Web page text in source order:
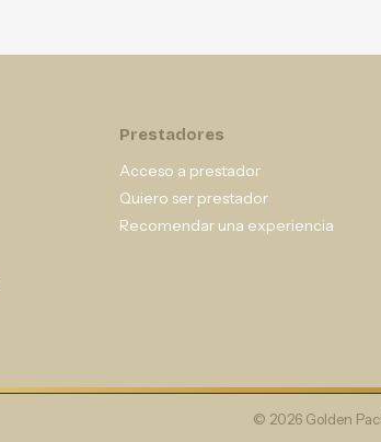
Prestadores
Acceso a prestador
Quiero ser prestador
Recomendar una experiencia
© 2026 Golden